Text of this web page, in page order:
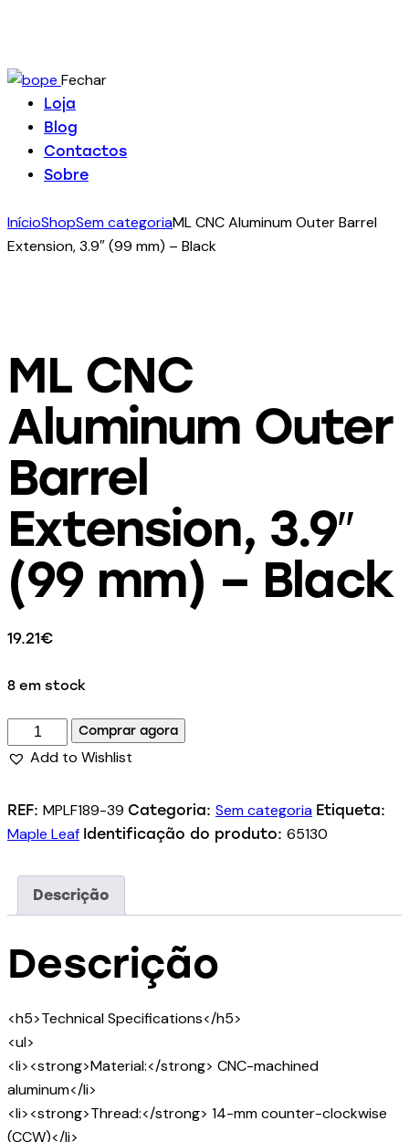
Fechar
Loja
Blog
Contactos
Sobre
InícioShopSem categoriaML CNC Aluminum Outer Barrel
Extension, 3.9″ (99 mm) – Black
ML CNC
Aluminum Outer
Barrel
Extension, 3.9″
(99 mm) – Black
19.21€
8 em stock
Comprar agora
Add to Wishlist
REF: MPLF189-39 Categoria: Sem categoria Etiqueta:
Maple Leaf Identificação do produto: 65130
Descrição
Descrição
<h5>Technical Specifications</h5>
<ul>
<li><strong>Material:</strong> CNC-machined
aluminum</li>
<li><strong>Thread:</strong> 14-mm counter-clockwise
(CCW)</li>